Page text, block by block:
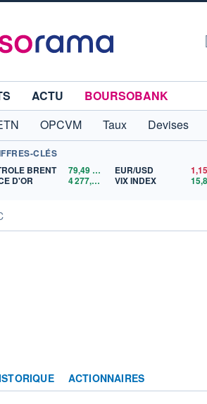
ACTU
BOURSOBANK
OPCVM Taux Devises
CLÉS
BRENT
79,49$US
D'OR
4 277,51 $US
EUR/USD
VIX INDEX
ACTIONNAIRES